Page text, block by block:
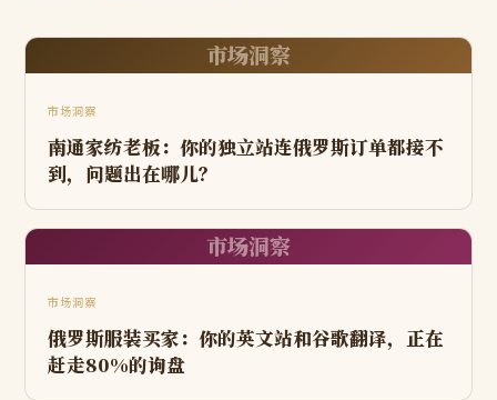
市场洞察
市场洞察
南通家纺老板：你的独立站连俄罗斯订单都接不
到，问题出在哪儿？
市场洞察
市场洞察
俄罗斯服装买家：你的英文站和谷歌翻译，正在
赶走80%的询盘